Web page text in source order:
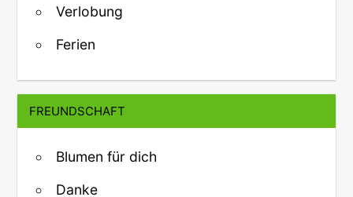
Verlobung
Ferien
FREUNDSCHAFT
Blumen für dich
Danke